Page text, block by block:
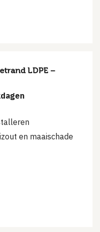
LDPE –
en maaischade